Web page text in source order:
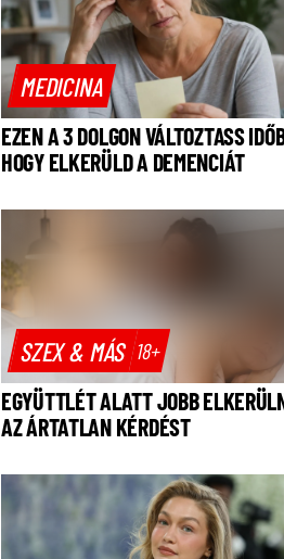
MEDICINA
EZEN A 3 DOLGON VÁLTOZTASS
HOGY ELKERÜLD A DEMENCIÁT
SZEX & MÁS 18+
EGYÜTTLÉT ALATT JOBB
AZ ÁRTATLAN KÉRDÉST